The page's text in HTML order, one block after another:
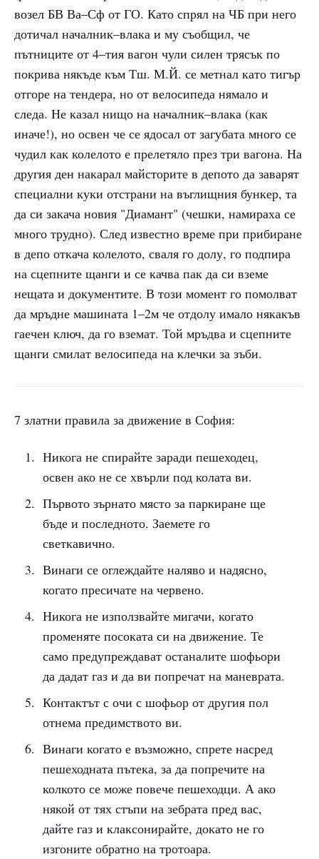
возел БВ Ва–Сф от ГО. Като спрял на ЧБ при него
дотичал началник–влака и му съобщил, че
пътниците от 4–тия вагон чули силен трясък по
покрива някъде към Тш. М.Й. се метнал като тигър
отгоре на тендера, но от велосипеда нямало и
следа. Не казал нищо на началник–влака (как
иначе!), но освен че се ядосал от загубата много се
чудил как колелото е прелетяло през три вагона. На
другия ден накарал майсторите в депото да заварят
специални куки отстрани на въглищния бункер, та
да си закача новия "Диамант" (чешки, намираха се
много трудно). След известно време при прибиране
в депо откача колелото, сваля го долу, го подпира
на сцепните щанги и се качва пак да си вземе
нещата и документите. В този момент го помолват
да мръдне машината 1–2м че отдолу имало някакъв
гаечен ключ, да го вземат. Той мръдва и сцепните
щанги смилат велосипеда на клечки за зъби.
7 златни правила за движение в София:
Никога не спирайте заради пешеходец,
освен ако не се хвърли под колата ви.
Първото зърнато място за паркиране ще
бъде и последното. Заемете го
светкавично.
Винаги се оглеждайте наляво и надясно,
когато пресичате на червено.
Никога не използвайте мигачи, когато
променяте посоката си на движение. Те
само предупреждават останалите шофьори
да дадат газ и да ви попречат на маневрата.
Контактът с очи с шофьор от другия пол
отнема предимството ви.
Винаги когато е възможно, спрете насред
пешеходната пътека, за да попречите на
колкото се може повече пешеходци. А ако
някой от тях стъпи на зебрата пред вас,
дайте газ и клаксонирайте, докато не го
изгоните обратно на тротоара.